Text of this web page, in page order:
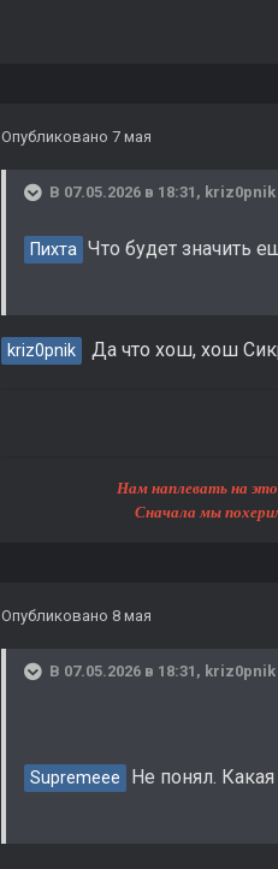
Опубликовано 7 мая
В 07.05.2026 в 18:31, kriz0pnik
Пихта Что будет значить
kriz0pnik Да что хош, хош
Нам наплевать на этот
Сначала мы похерим
Опубликовано 8 мая
В 07.05.2026 в 18:31, kriz0pnik
Supremeee Не понял.